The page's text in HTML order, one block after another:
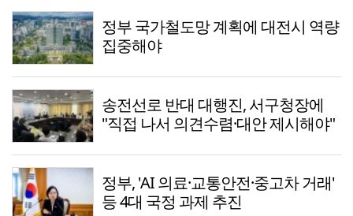
정부 국가철도망 계획에 대전시 역량
집중해야
송전선로 반대 대행진, 서구청장에
"직접 나서 의견수렴·대안 제시해야"
정부, 'AI 의료·교통안전·중고차 거래'
등 4대 국정 과제 추진